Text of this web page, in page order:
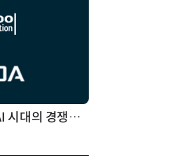
체계화 된 데이터가 곧 AI 시대의 경쟁력이다